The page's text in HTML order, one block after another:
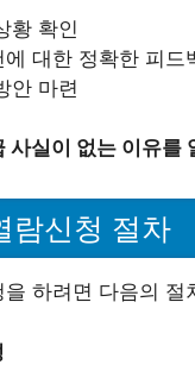
황 확인
대한 정확한 피드
안 마련
사실이 없는 이유를
람신청 절차
하려면 다음의 절